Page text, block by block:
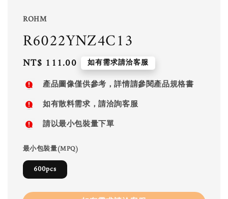
ROHM
R6022YNZ4C13
Regular
price
NT$ 111.00 如有需求請洽客服
產品圖像僅供參考，詳情請參閱產品規格書
如有散料需求，請洽詢客服
請以最小包裝量下單
最小包裝量(MPQ)
600pcs